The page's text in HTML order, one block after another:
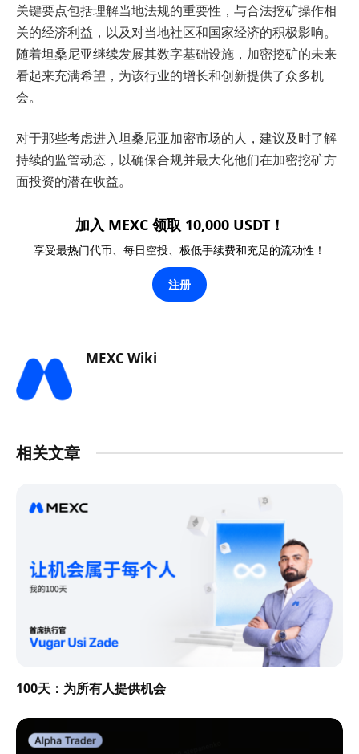
关键要点包括理解当地法规的重要性，与合法挖矿操作相
关的经济利益，以及对当地社区和国家经济的积极影响。
随着坦桑尼亚继续发展其数字基础设施，加密挖矿的未来
看起来充满希望，为该行业的增长和创新提供了众多机
会。
对于那些考虑进入坦桑尼亚加密市场的人，建议及时了解
持续的监管动态，以确保合规并最大化他们在加密挖矿方
面投资的潜在收益。
加入 MEXC 领取 10,000 USDT！
享受最热门代币、每日空投、极低手续费和充足的流动性！
注册
MEXC Wiki
相关文章
100天：为所有人提供机会